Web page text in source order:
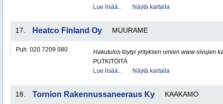
Lue lisää..
Näytä kartalla
17. Heatco Finland Oy MUURAME
Puh. 020 7209 080
Hakutulos löytyi yrityksen omien www-sivujen
PUTKITÖITÄ
Lue lisää..
Näytä kartalla
18. Tornion Rakennussaneeraus Ky KAAKAMO